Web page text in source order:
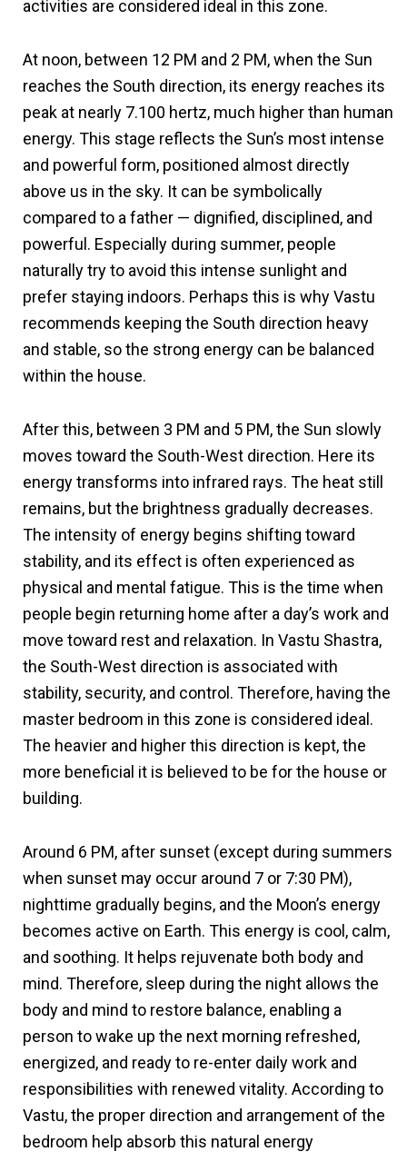
activities are considered ideal in this zone.
At noon, between 12 PM and 2 PM, when the Sun
reaches the South direction, its energy reaches its
peak at nearly 7.100 hertz, much higher than human
energy. This stage reflects the Sun’s most intense
and powerful form, positioned almost directly
above us in the sky. It can be symbolically
compared to a father — dignified, disciplined, and
powerful. Especially during summer, people
naturally try to avoid this intense sunlight and
prefer staying indoors. Perhaps this is why Vastu
recommends keeping the South direction heavy
and stable, so the strong energy can be balanced
within the house.
After this, between 3 PM and 5 PM, the Sun slowly
moves toward the South-West direction. Here its
energy transforms into infrared rays. The heat still
remains, but the brightness gradually decreases.
The intensity of energy begins shifting toward
stability, and its effect is often experienced as
physical and mental fatigue. This is the time when
people begin returning home after a day’s work and
move toward rest and relaxation. In Vastu Shastra,
the South-West direction is associated with
stability, security, and control. Therefore, having the
master bedroom in this zone is considered ideal.
The heavier and higher this direction is kept, the
more beneficial it is believed to be for the house or
building.
Around 6 PM, after sunset (except during summers
when sunset may occur around 7 or 7:30 PM),
nighttime gradually begins, and the Moon’s energy
becomes active on Earth. This energy is cool, calm,
and soothing. It helps rejuvenate both body and
mind. Therefore, sleep during the night allows the
body and mind to restore balance, enabling a
person to wake up the next morning refreshed,
energized, and ready to re-enter daily work and
responsibilities with renewed vitality. According to
Vastu, the proper direction and arrangement of the
bedroom help absorb this natural energy